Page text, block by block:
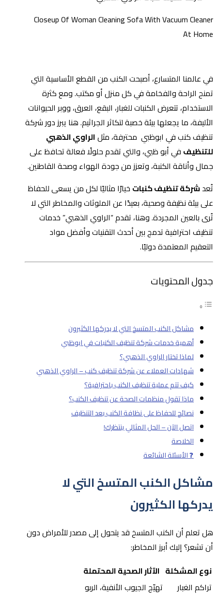
Closeup Of Woman Cleaning Sofa With Vacuum Cleaner
At Home
في عالمنا المتسارع، أصبحت الكنب من القطع الأساسية التي
تمنح الراحة والفخامة في كل منزل أو مكتب. ومع كثرة
الاستخدام، تتعرض الكنبات للغبار، البقع، العرق، ووبر الحيوانات
الأليفة، ما يجعلها بيئة خصبة لتكاثر الجراثيم. هنا يبرز دور شركة
تنظيف كنب في ابوظبي محترفة، مثلالراوي الذهبي
للتنظيف في أبو ظبي، والتي تقدم حلولًا فعالة تحافظ على
جمال وأناقة الكنبة، وتعزز من جودة الهواء وصحة القاطنين.
تُعدشركة تنظيف كنبات خيارًا مثاليًا لكل من يسعى للحفاظ
على بيئة نظيفة وصحية، بعيدًا عن الملوثات والمخاطر التي لا
تُرى بالعين المجردة. وهنا، تقدم “الراوي الذهبي” خدمات
تنظيف احترافية تدمج بين أحدث التقنيات وأفضل مواد
التعقيم المعتمدة دوليًا.
جدول المحتويات
مشاكل الكنب المتسخ التي لا يدركها الكثيرون
أهمية خدمات شركة تنظيف الكنبات في ابوظبي
لماذا تختار الراوي الذهبي؟
شهادات العملاء عن شركة تنظيف كنب – الراوي الذهبي
كيف تتم عملية تنظيف الكنب باحترافية؟
ماذا تقول منظمات الصحة عن تنظيف الكنب؟
نصائح للحفاظ على نظافة الكنب بعد التنظيف
اتصل الآن – الحل المثالي ينتظرك!
الخلاصة
❓ الأسئلة الشائعة
مشاكل الكنب المتسخ التي لا
يدركها الكثيرون
هل تعلم أن الكنب المتسخ قد يتحول إلى مصدر للأمراض دون
أن تشعر؟ إليك أبرز المخاطر:
نوع المشكلة الآثار الصحية المحتملة
تراكم الغبار
تهيّج الجيوب الأنفية، الربو